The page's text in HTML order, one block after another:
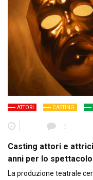
ATTORI CASTING
0
Casting attori e
anni per lo
La produzione teatrale